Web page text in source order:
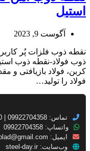
استیل
آگوست 9, 2023
نقطه ذوب فلزات پُر
ذوب فولاد-نقطه ذوب
کربن، فولاد بازیافتی و
فولاد را تولید…
تماس: 09922704358 | 02166396590
واتساپ: 09922704358
ایمیل:
وب‌سایت: steel-day.ir